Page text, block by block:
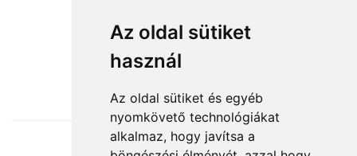
Az oldal sütiket
használ
Az oldal sütiket és egyéb
nyomkövető technológiákat
alkalmaz, hogy javítsa a
Barátom! Váljon egészségedre!
16 400 Ft-tól